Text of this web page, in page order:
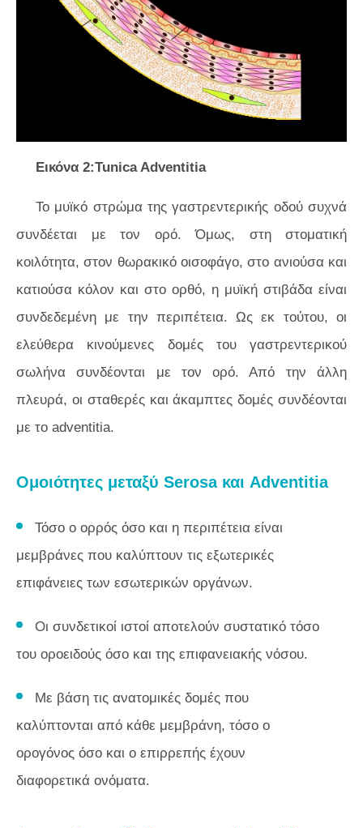
Εικόνα 2:Tunica Adventitia
Το μυϊκό στρώμα της γαστρεντερικής οδού συχνά
συνδέεται με τον ορό. Όμως, στη στοματική
κοιλότητα, στον θωρακικό οισοφάγο, στο ανιούσα και
κατιούσα κόλον και στο ορθό, η μυϊκή στιβάδα είναι
συνδεδεμένη με την περιπέτεια. Ως εκ τούτου, οι
ελεύθερα κινούμενες δομές του γαστρεντερικού
σωλήνα συνδέονται με τον ορό. Από την άλλη
πλευρά, οι σταθερές και άκαμπτες δομές συνδέονται
με το adventitia.
Ομοιότητες μεταξύ Serosa και Adventitia
Τόσο ο ορρός όσο και η περιπέτεια είναι
μεμβράνες που καλύπτουν τις εξωτερικές
επιφάνειες των εσωτερικών οργάνων.
Οι συνδετικοί ιστοί αποτελούν συστατικό τόσο
του οροειδούς όσο και της επιφανειακής νόσου.
Με βάση τις ανατομικές δομές που
καλύπτονται από κάθε μεμβράνη, τόσο ο
ορογόνος όσο και ο επιρρεπής έχουν
διαφορετικά ονόματα.